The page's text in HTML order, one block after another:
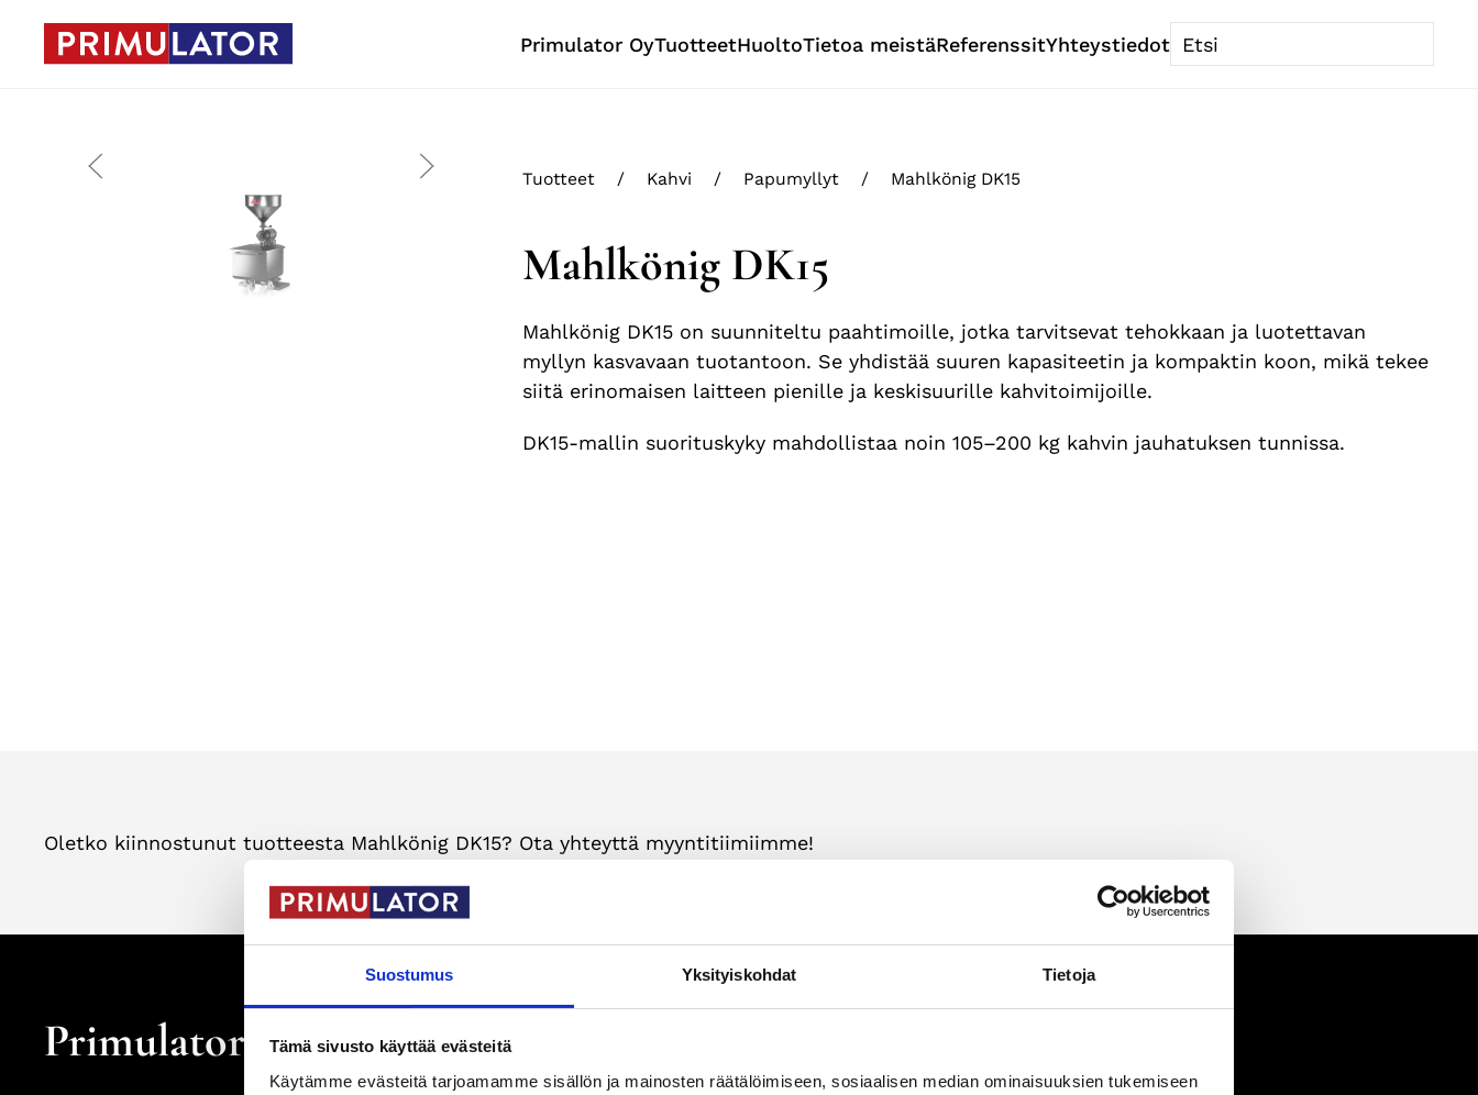
Suostumus Yksityiskohdat Tietoja
Tämä sivusto käyttää evästeitä
Käytämme evästeitä tarjoamamme sisällön ja mainosten räätälöimiseen, sosiaalisen median ominaisuuksien tukemiseen
Skip to main content
Primulator OyTuotteetHuoltoTietoa meistäReferenssitYhteystiedot
Tuotteet Kahvi Papumyllyt Mahlkönig DK15
Mahlkönig DK15
Mahlkönig DK15 on suunniteltu paahtimoille, jotka tarvitsevat tehokkaan ja luotettavan
myllyn kasvavaan tuotantoon. Se yhdistää suuren kapasiteetin ja kompaktin koon, mikä tekee
siitä erinomaisen laitteen pienille ja keskisuurille kahvitoimijoille.
DK15-mallin suorituskyky mahdollistaa noin 105–200 kg kahvin jauhatuksen tunnissa.
Oletko kiinnostunut tuotteesta Mahlkönig DK15? Ota yhteyttä myyntitiimiimme!
Primulator Oy